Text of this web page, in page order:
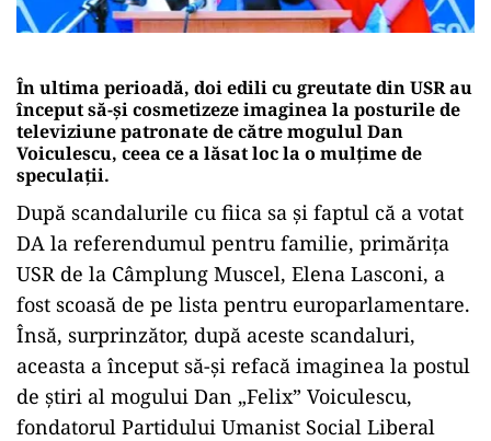
În ultima perioadă, doi edili cu greutate din USR au
început să-și cosmetizeze imaginea la posturile de
televiziune patronate de către mogulul Dan
Voiculescu, ceea ce a lăsat loc la o mulțime de
speculații.
După scandalurile cu fiica sa și faptul că a votat
DA la referendumul pentru familie, primărița
USR de la Câmplung Muscel, Elena Lasconi, a
fost scoasă de pe lista pentru europarlamentare.
Însă, surprinzător, după aceste scandaluri,
aceasta a început să-și refacă imaginea la postul
de știri al mogului Dan „Felix” Voiculescu,
fondatorul Partidului Umanist Social Liberal